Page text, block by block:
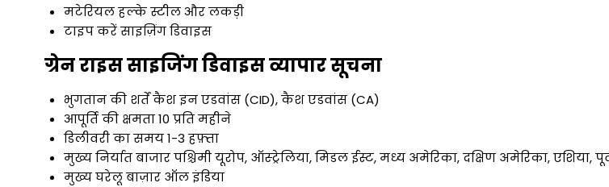
मटेरियलहल्के स्टील और लकड़ी
टाइप करेंसाइज़िंग डिवाइस
ग्रेन राइस साइजिंग डिवाइस व्यापार सूचना
भुगतान की शर्तेंकैश इन एडवांस (CID), कैश एडवांस (CA)
आपूर्ति की क्षमता10 प्रति महीने
डिलीवरी का समय1-3 हफ़्ता
मुख्य निर्यात बाजारपश्चिमी यूरोप, ऑस्ट्रेलिया, मिडल ईस्ट, मध्य अमेरिका, दक्षिण अमेरिका, एशिया,
मुख्य घरेलू बाज़ार ऑल इंडिया